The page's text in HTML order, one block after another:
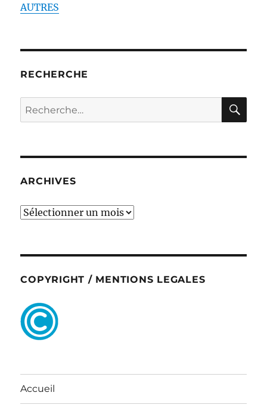
AUTRES
RECHERCHE
Recherche
pour :
ARCHIVES
ARCHIVES
COPYRIGHT / MENTIONS LEGALES
Accueil